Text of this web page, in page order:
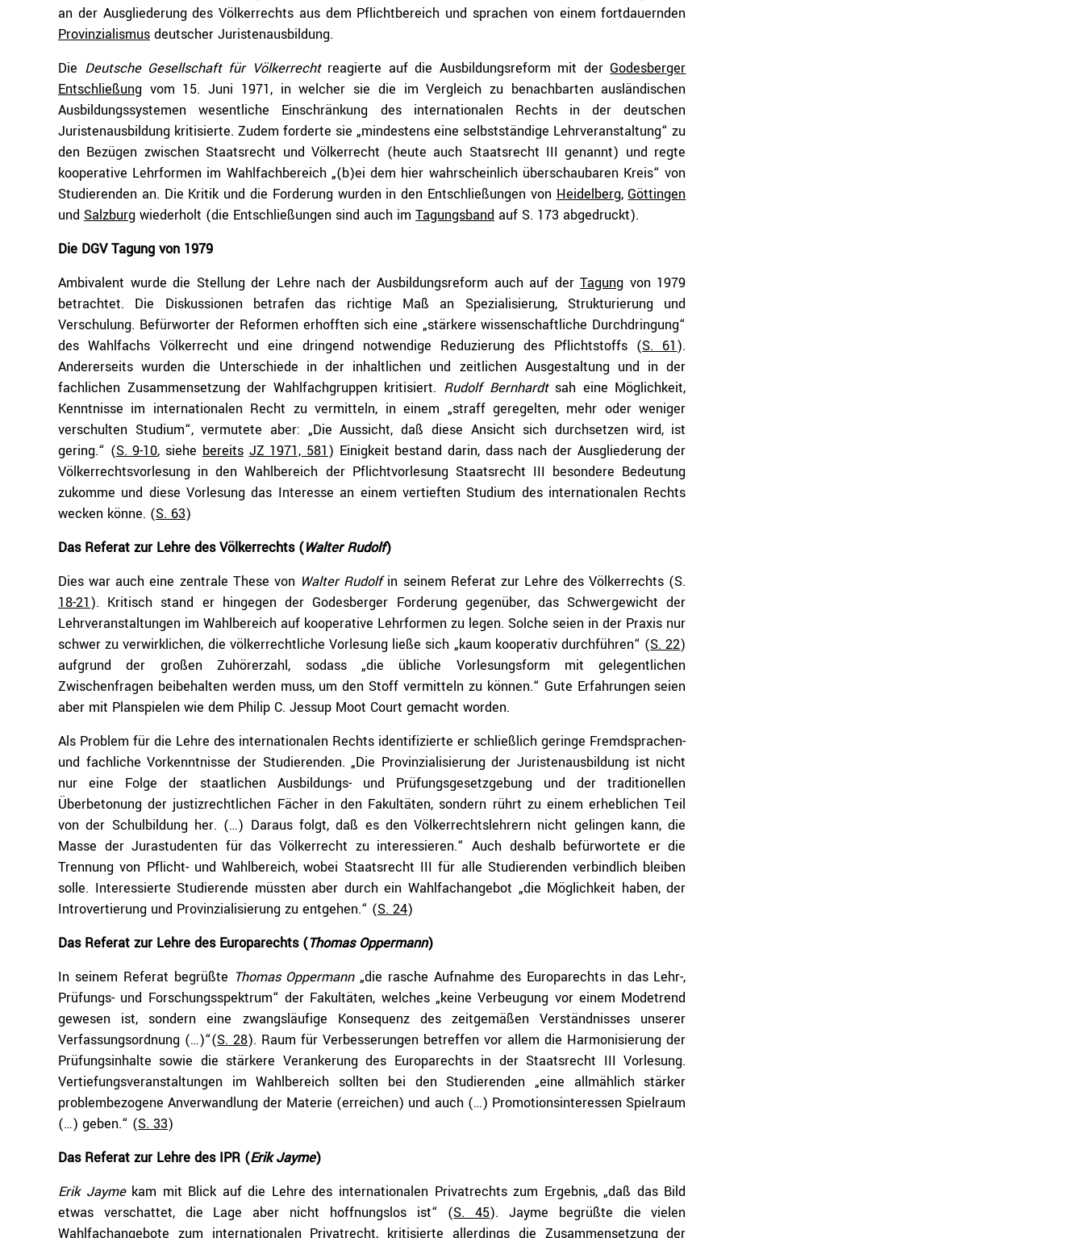
an der Ausgliederung des Völkerrechts aus dem Pflichtbereich und sprachen von einem fortdauernden
Provinzialismus deutscher Juristenausbildung.
Die Deutsche Gesellschaft für Völkerrechtreagierte auf die Ausbildungsreform mit der Godesberger
Entschließung vom 15. Juni 1971, in welcher sie die im Vergleich zu benachbarten ausländischen
Ausbildungssystemen wesentliche Einschränkung des internationalen Rechts in der deutschen
Juristenausbildung kritisierte. Zudem forderte sie „mindestens eine selbstständige Lehrveranstaltung“ zu
den Bezügen zwischen Staatsrecht und Völkerrecht (heute auch Staatsrecht III genannt) und regte
kooperative Lehrformen im Wahlfachbereich „(b)ei dem hier wahrscheinlich überschaubaren Kreis“ von
Studierenden an. Die Kritik und die Forderung wurden in den Entschließungen von Heidelberg, Göttingen
und Salzburg wiederholt (die Entschließungen sind auch im Tagungsband auf S. 173 abgedruckt).
Die DGV Tagung von 1979
Ambivalent wurde die Stellung der Lehre nach der Ausbildungsreform auch auf derTagung von 1979
betrachtet. Die Diskussionen betrafen das richtige Maß an Spezialisierung, Strukturierung und
Verschulung. Befürworter der Reformen erhofften sich eine „stärkere wissenschaftliche Durchdringung“
des Wahlfachs Völkerrecht und eine dringend notwendige Reduzierung des Pflichtstoffs (S. 61).
Andererseits wurden die Unterschiede in der inhaltlichen und zeitlichen Ausgestaltung und in der
fachlichen Zusammensetzung der Wahlfachgruppen kritisiert. Rudolf Bernhardtsah eine Möglichkeit,
Kenntnisse im internationalen Recht zu vermitteln, in einem „straff geregelten, mehr oder weniger
verschulten Studium“, vermutete aber: „Die Aussicht, daß diese Ansicht sich durchsetzen wird, ist
gering.“ (S. 9-10, siehe bereits JZ 1971, 581) Einigkeit bestand darin, dass nach der Ausgliederung der
Völkerrechtsvorlesung in den Wahlbereich der Pflichtvorlesung Staatsrecht III besondere Bedeutung
zukomme und diese Vorlesung das Interesse an einem vertieften Studium des internationalen Rechts
wecken könne. (S. 63)
Das Referat zur Lehre des Völkerrechts (Walter Rudolf)
Dies war auch eine zentrale These von Walter Rudolfin seinem Referat zur Lehre des Völkerrechts (S.
18-21). Kritisch stand er hingegen der Godesberger Forderung gegenüber, das Schwergewicht der
Lehrveranstaltungen im Wahlbereich auf kooperative Lehrformen zu legen. Solche seien in der Praxis nur
schwer zu verwirklichen, die völkerrechtliche Vorlesung ließe sich „kaum kooperativ durchführen“ (S. 22)
aufgrund der großen Zuhörerzahl, sodass „die übliche Vorlesungsform mit gelegentlichen
Zwischenfragen beibehalten werden muss, um den Stoff vermitteln zu können.“ Gute Erfahrungen seien
aber mit Planspielen wie dem Philip C. Jessup Moot Court gemacht worden.
Als Problem für die Lehre des internationalen Rechts identifizierte er schließlich geringe Fremdsprachen-
und fachliche Vorkenntnisse der Studierenden. „Die Provinzialisierung der Juristenausbildung ist nicht
nur eine Folge der staatlichen Ausbildungs- und Prüfungsgesetzgebung und der traditionellen
Überbetonung der justizrechtlichen Fächer in den Fakultäten, sondern rührt zu einem erheblichen Teil
von der Schulbildung her. (…) Daraus folgt, daß es den Völkerrechtslehrern nicht gelingen kann, die
Masse der Jurastudenten für das Völkerrecht zu interessieren.“ Auch deshalb befürwortete er die
Trennung von Pflicht- und Wahlbereich, wobei Staatsrecht III für alle Studierenden verbindlich bleiben
solle. Interessierte Studierende müssten aber durch ein Wahlfachangebot „die Möglichkeit haben, der
Introvertierung und Provinzialisierung zu entgehen.“ (S. 24)
Das Referat zur Lehre des Europarechts (Thomas Oppermann)
In seinem Referat begrüßte Thomas Oppermann„die rasche Aufnahme des Europarechts in das Lehr-,
Prüfungs- und Forschungsspektrum“ der Fakultäten, welches „keine Verbeugung vor einem Modetrend
gewesen ist, sondern eine zwangsläufige Konsequenz des zeitgemäßen Verständnisses unserer
Verfassungsordnung (…)“(S. 28). Raum für Verbesserungen betreffen vor allem die Harmonisierung der
Prüfungsinhalte sowie die stärkere Verankerung des Europarechts in der Staatsrecht III Vorlesung.
Vertiefungsveranstaltungen im Wahlbereich sollten bei den Studierenden „eine allmählich stärker
problembezogene Anverwandlung der Materie (erreichen) und auch (…) Promotionsinteressen Spielraum
(…) geben.“ (S. 33)
Das Referat zur Lehre des IPR (Erik Jayme)
Erik Jaymekam mit Blick auf die Lehre des internationalen Privatrechts zum Ergebnis, „daß das Bild
etwas verschattet, die Lage aber nicht hoffnungslos ist“ (S. 45). Jayme begrüßte die vielen
Wahlfachangebote zum internationalen Privatrecht, kritisierte allerdings die Zusammensetzung der